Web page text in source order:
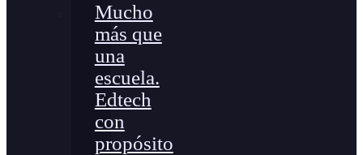
Mucho
más que
una
escuela.
Edtech
con
propósito